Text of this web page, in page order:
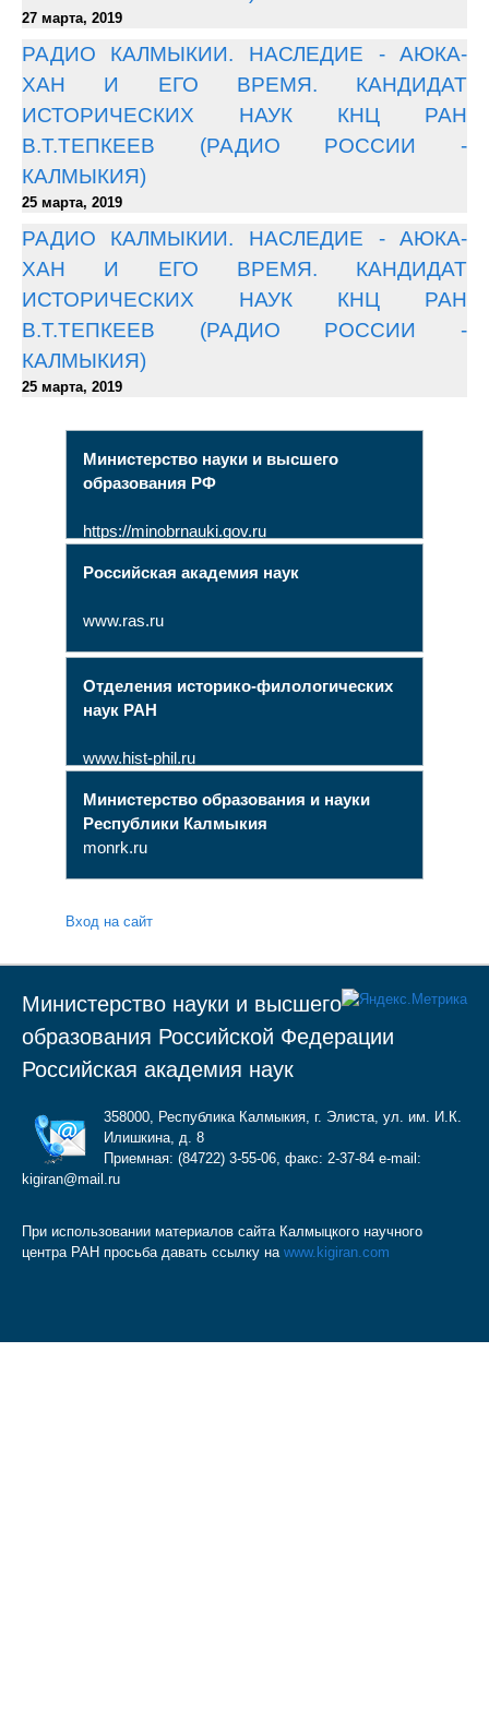
27 марта, 2019
РАДИО КАЛМЫКИИ. НАСЛЕДИЕ - АЮКА-
ХАН И ЕГО ВРЕМЯ. КАНДИДАТ
ИСТОРИЧЕСКИХ НАУК КНЦ РАН
В.Т.ТЕПКЕЕВ (РАДИО РОССИИ -
КАЛМЫКИЯ)
25 марта, 2019
РАДИО КАЛМЫКИИ. НАСЛЕДИЕ - АЮКА-
ХАН И ЕГО ВРЕМЯ. КАНДИДАТ
ИСТОРИЧЕСКИХ НАУК КНЦ РАН
В.Т.ТЕПКЕЕВ (РАДИО РОССИИ -
КАЛМЫКИЯ)
25 марта, 2019
Министерство науки и высшего
образования РФ
https://minobrnauki.gov.ru
Российская академия наук
www.ras.ru
Отделения историко-филологических
наук РАН
www.hist-phil.ru
Министерство образования и науки
Республики Калмыкия
monrk.ru
Вход на сайт
Министерство науки и высшего
образования Российской Федерации
Российская академия наук
358000, Республика Калмыкия, г. Элиста, ул. им. И.К.
Илишкина, д. 8
Приемная: (84722) 3-55-06, факс: 2-37-84 e-mail:
kigiran@mail.ru
При использовании материалов сайта Калмыцкого научного
центра РАН просьба давать ссылку на www.kigiran.com